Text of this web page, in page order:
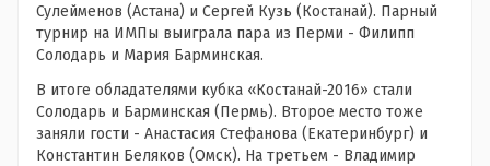
Сулейменов (Астана) и Сергей Кузь (Костанай). Парный
турнир на ИМПы выиграла пара из Перми - Филипп
Солодарь и Мария Барминская.
В итоге обладателями кубка «Костанай-2016» стали
Солодарь и Барминская (Пермь). Второе место тоже
заняли гости - Анастасия Стефанова (Екатеринбург) и
Константин Беляков (Омск). На третьем - Владимир